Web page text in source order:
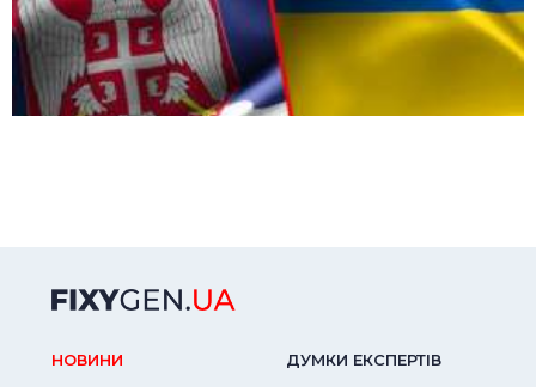
НОВИНИ ДУМКИ ЕКСПЕРТIВ